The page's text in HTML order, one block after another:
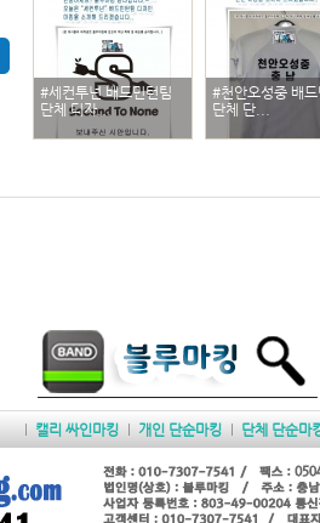
#세컨투넌 배드민턴팀
단체 디자...
#천안오성중 배
단체 단...
캘리 싸인마킹 개인 단순마킹 단체 단순마
Copyright by